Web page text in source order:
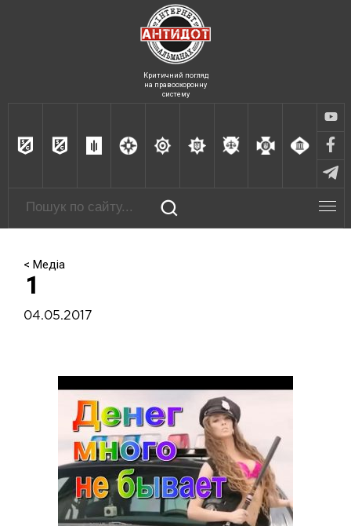
Критичний погляд
на правоохоронну
систему
< Медіа
1
04.05.2017